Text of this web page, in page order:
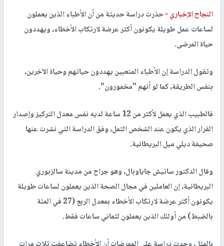
النجاح الإخباري -حذرت دراسة حديثة من أن الأطباء الذين يعملون
لساعات عمل طويلة يكونون أكثر عرضة لارتكاب الأخطاء، ويهددون
حياة المرضى.
وتقول الدراسة إن الأطباء المتعبين يهددون حياتهم وحياة الآخرين،
بنفس الطريقة، كما لو أنهم "مخمورون".
فالطبيب الذي يعمل لأكثر من 12 ساعة لديه نفس معدل التركيز وإصدار
القرار الذي يكون عند الشخص الثمل، وفق الدراسة التي نشرت عنها
صحيفة ديلي ميل البريطانية.
وقال الدكتور ساتيش جاياوبال، وهو جراح من مدينة سالزبوري
البريطانية، إن العاملين في مجال الصحة الذين يعملون لساعات طويلة
يكونون أكثر عرضة لارتكاب الأخطاء بمعدل الربع (27 في المئة
بالضبط) من أولئك الذين يعملون لثماني ساعات فقط.